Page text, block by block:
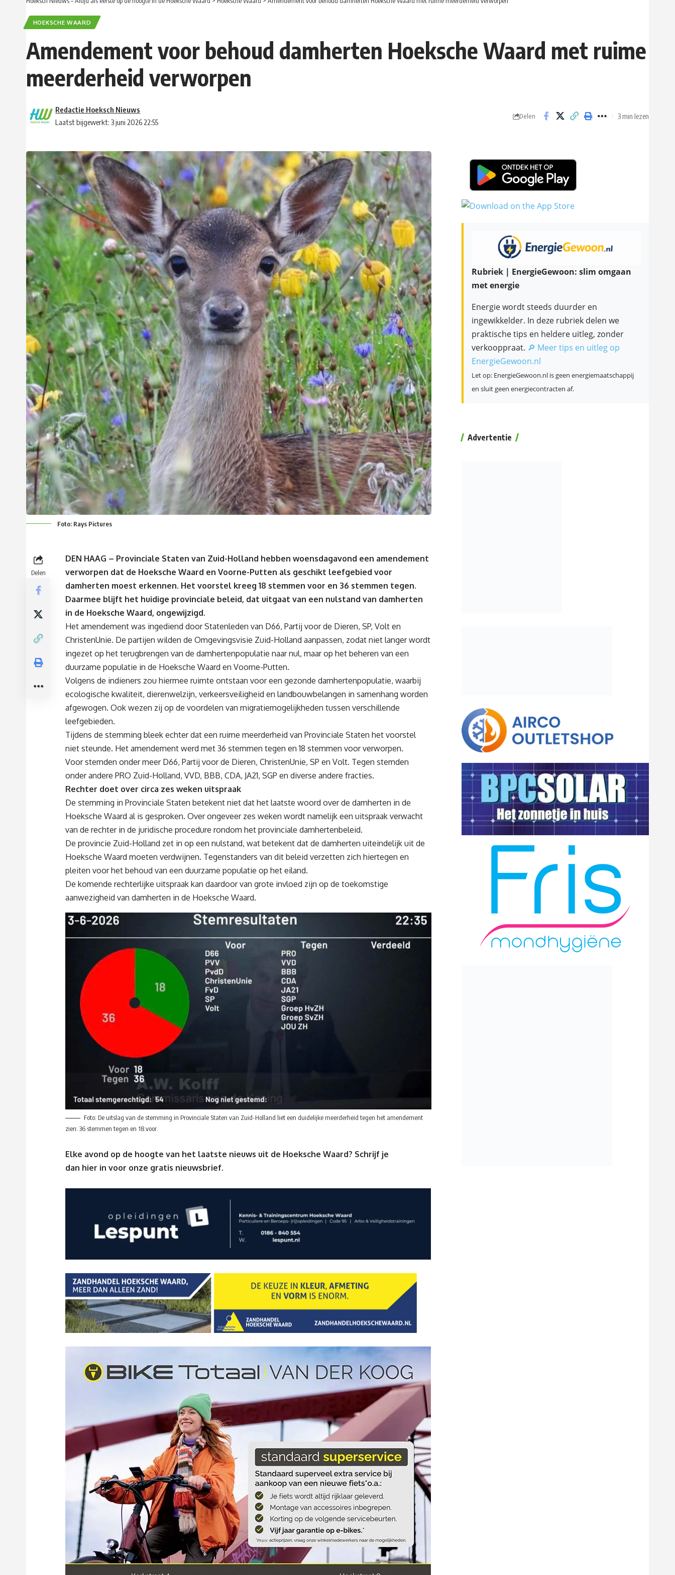
HOEKSCHE WAARD
Amendement voor behoud damherten Hoeksche Waard met ruime
meerderheid verworpen
Laatst bijgewerkt: 3 juni 2026 22:55
Redactie Hoeksch Nieuws
Delen 3 min lezen
Foto: Rays Pictures
Delen
DEN HAAG – Provinciale Staten van Zuid-Holland hebben woensdagavond een amendement
verworpen dat de Hoeksche Waard en Voorne-Putten als geschikt leefgebied voor
damherten moest erkennen. Het voorstel kreeg 18 stemmen voor en 36 stemmen tegen.
Daarmee blijft het huidige provinciale beleid, dat uitgaat van een nulstand van damherten
in de Hoeksche Waard, ongewijzigd.
Het amendement was ingediend door Statenleden van D66, Partij voor de Dieren, SP, Volt en
ChristenUnie. De partijen wilden de Omgevingsvisie Zuid-Holland aanpassen, zodat niet langer wordt
ingezet op het terugbrengen van de damhertenpopulatie naar nul, maar op het beheren van een
duurzame populatie in de Hoeksche Waard en Voorne-Putten.
Volgens de indieners zou hiermee ruimte ontstaan voor een gezonde damhertenpopulatie, waarbij
ecologische kwaliteit, dierenwelzijn, verkeersveiligheid en landbouwbelangen in samenhang worden
afgewogen. Ook wezen zij op de voordelen van migratiemogelijkheden tussen verschillende
leefgebieden.
Tijdens de stemming bleek echter dat een ruime meerderheid van Provinciale Staten het voorstel
niet steunde. Het amendement werd met 36 stemmen tegen en 18 stemmen voor verworpen.
Voor stemden onder meer D66, Partij voor de Dieren, ChristenUnie, SP en Volt. Tegen stemden
onder andere PRO Zuid-Holland, VVD, BBB, CDA, JA21, SGP en diverse andere fracties.
Rechter doet over circa zes weken uitspraak
De stemming in Provinciale Staten betekent niet dat het laatste woord over de damherten in de
Hoeksche Waard al is gesproken. Over ongeveer zes weken wordt namelijk een uitspraak verwacht
van de rechter in de juridische procedure rondom het provinciale damhertenbeleid.
De provincie Zuid-Holland zet in op een nulstand, wat betekent dat de damherten uiteindelijk uit de
Hoeksche Waard moeten verdwijnen. Tegenstanders van dit beleid verzetten zich hiertegen en
pleiten voor het behoud van een duurzame populatie op het eiland.
De komende rechterlijke uitspraak kan daardoor van grote invloed zijn op de toekomstige
aanwezigheid van damherten in de Hoeksche Waard.
Foto: De uitslag van de stemming in Provinciale Staten van Zuid-Holland liet een duidelijke meerderheid tegen het amendement
zien: 36 stemmen tegen en 18 voor.
Elke avond op de hoogte van het laatste nieuws uit de Hoeksche Waard? Schrijf je
dan hier in voor onze gratis nieuwsbrief.
Rubriek | EnergieGewoon: slim omgaan
met energie
Energie wordt steeds duurder en
ingewikkelder. In deze rubriek delen we
praktische tips en heldere uitleg, zonder
verkooppraat. 🔎 Meer tips en uitleg op
EnergieGewoon.nl
Let op: EnergieGewoon.nl is geen energiemaatschappij
en sluit geen energiecontracten af.
Advertentie